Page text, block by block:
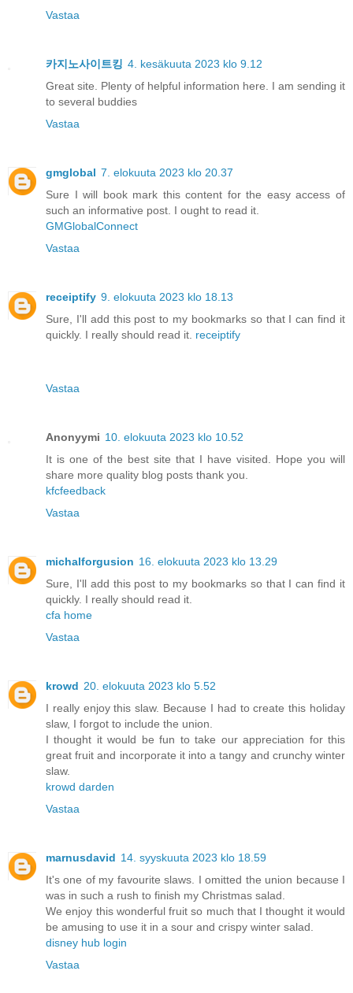
Vastaa
카지노사이트킹 4. kesäkuuta 2023 klo 9.12
Great site. Plenty of helpful information here. I am sending it
to several buddies
Vastaa
gmglobal 7. elokuuta 2023 klo 20.37
Sure I will book mark this content for the easy access of
such an informative post. I ought to read it.
GMGlobalConnect
Vastaa
receiptify 9. elokuuta 2023 klo 18.13
Sure, I'll add this post to my bookmarks so that I can find it
quickly. I really should read it. receiptify
Vastaa
Anonyymi 10. elokuuta 2023 klo 10.52
It is one of the best site that I have visited. Hope you will
share more quality blog posts thank you.
kfcfeedback
Vastaa
michalforgusion 16. elokuuta 2023 klo 13.29
Sure, I'll add this post to my bookmarks so that I can find it
quickly. I really should read it.
cfa home
Vastaa
krowd 20. elokuuta 2023 klo 5.52
I really enjoy this slaw. Because I had to create this holiday
slaw, I forgot to include the union.
I thought it would be fun to take our appreciation for this
great fruit and incorporate it into a tangy and crunchy winter
slaw.
krowd darden
Vastaa
marnusdavid 14. syyskuuta 2023 klo 18.59
It's one of my favourite slaws. I omitted the union because I
was in such a rush to finish my Christmas salad.
We enjoy this wonderful fruit so much that I thought it would
be amusing to use it in a sour and crispy winter salad.
disney hub login
Vastaa